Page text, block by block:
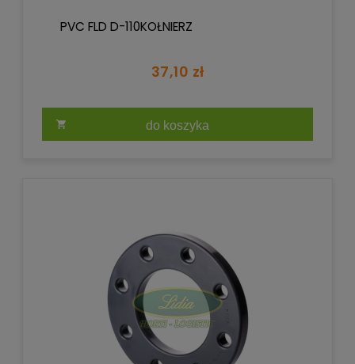
PVC FLD D-110KOŁNIERZ
37,10 zł
do koszyka